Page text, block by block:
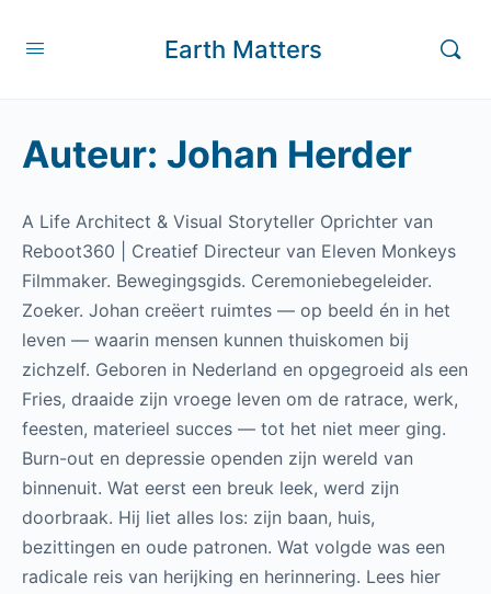
Earth Matters
Auteur: Johan Herder
A Life Architect & Visual Storyteller Oprichter van
Reboot360 | Creatief Directeur van Eleven Monkeys
Filmmaker. Bewegingsgids. Ceremoniebegeleider.
Zoeker. Johan creëert ruimtes — op beeld én in het
leven — waarin mensen kunnen thuiskomen bij
zichzelf. Geboren in Nederland en opgegroeid als een
Fries, draaide zijn vroege leven om de ratrace, werk,
feesten, materieel succes — tot het niet meer ging.
Burn-out en depressie openden zijn wereld van
binnenuit. Wat eerst een breuk leek, werd zijn
doorbraak. Hij liet alles los: zijn baan, huis,
bezittingen en oude patronen. Wat volgde was een
radicale reis van herijking en herinnering. Lees hier